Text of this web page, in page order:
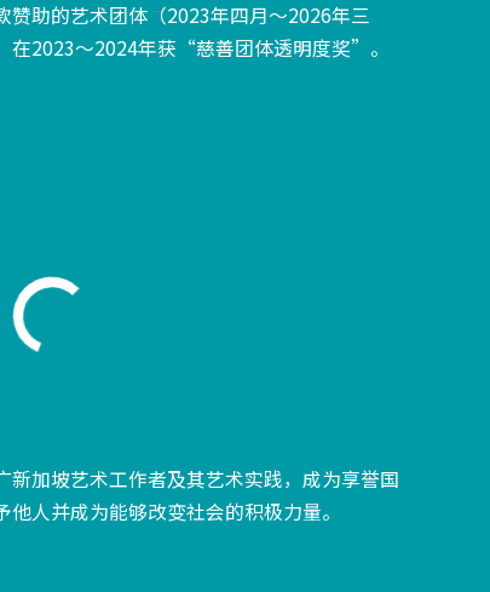
赞助的艺术团体（2023年四月～2026年三
在2023～2024年获“慈善团体透明度奖”。
加坡艺术工作者及其艺术实践，成为享誉国
人并成为能够改变社会的积极力量。